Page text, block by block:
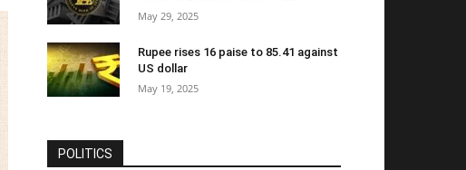
May 29, 2025
Rupee rises 16 paise to 85.41 against
US dollar
May 19, 2025
POLITICS